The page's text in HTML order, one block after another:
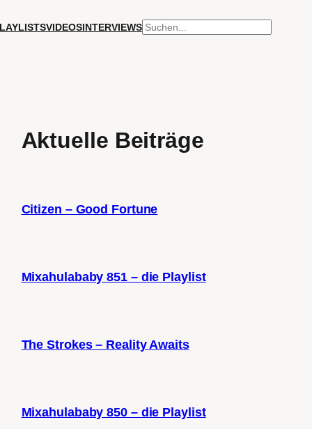
VIDEOSINTERVIEWSSUCHEN
Aktuelle Beiträge
Citizen – Good Fortune
Mixahulababy 851 – die Playlist
The Strokes – Reality Awaits
Mixahulababy 850 – die Playlist